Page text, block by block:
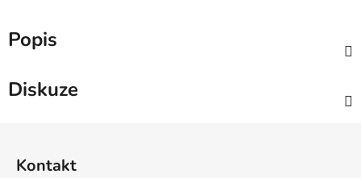
Popis
Diskuze
Kontakt